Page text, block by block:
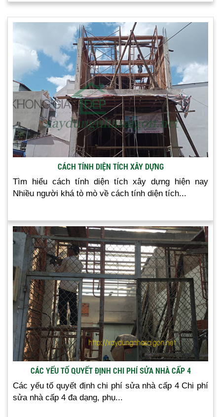
CÁCH TÍNH DIỆN TÍCH XÂY DỰNG
Tìm hiểu cách tính diện tích xây dựng hiện nay
Nhiều người khá tò mò về cách tính diện tích...
CÁC YẾU TỐ QUYẾT ĐỊNH CHI PHÍ SỬA NHÀ CẤP 4
Các yếu tố quyết định chi phí sửa nhà cấp 4 Chi phí
sửa nhà cấp 4 đa dạng, phụ...